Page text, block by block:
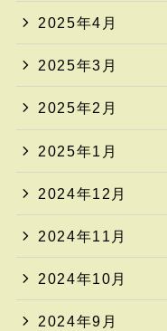
2025年4月
2025年3月
2025年2月
2025年1月
2024年12月
2024年11月
2024年10月
2024年9月